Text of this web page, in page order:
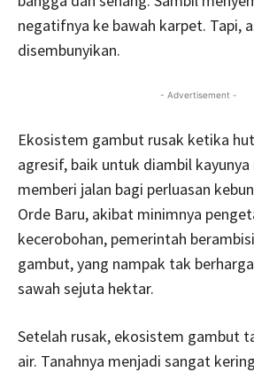
negatifnya ke bawah karpet. Tapi,
disembunyikan.
- Advertisement -
Ekosistem gambut rusak ketika
agresif, baik untuk diambil
memberi jalan bagi perluasan
Orde Baru, akibat minimnya
kecerobohan, pemerintah
gambut, yang nampak tak
sawah sejuta hektar.
Setelah rusak, ekosistem gambut
air. Tanahnya menjadi sangat